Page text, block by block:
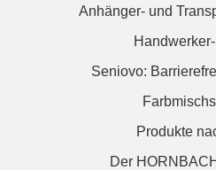
Anhänger- und
Seniovo:
Produkte
Der